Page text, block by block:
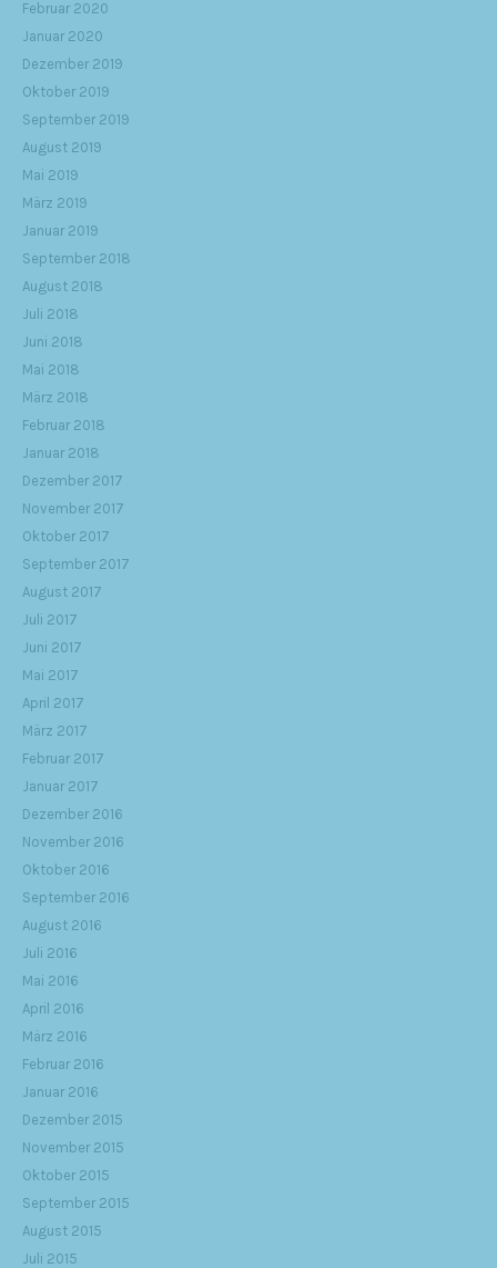
Februar 2020
Januar 2020
Dezember 2019
Oktober 2019
September 2019
August 2019
Mai 2019
März 2019
Januar 2019
September 2018
August 2018
Juli 2018
Juni 2018
Mai 2018
März 2018
Februar 2018
Januar 2018
Dezember 2017
November 2017
Oktober 2017
September 2017
August 2017
Juli 2017
Juni 2017
Mai 2017
April 2017
März 2017
Februar 2017
Januar 2017
Dezember 2016
November 2016
Oktober 2016
September 2016
August 2016
Juli 2016
Mai 2016
April 2016
März 2016
Februar 2016
Januar 2016
Dezember 2015
November 2015
Oktober 2015
September 2015
August 2015
Juli 2015